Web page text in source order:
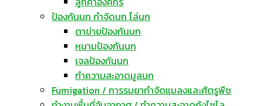
ป้องกันนก กำจัดนก ไล่นก
ตาข่ายป้องกันนก
หนามป้องกันนก
เจลป้องกันนก
ทำความสะอาดมูลนก
Fumigation / การรมยากำจัดแมลงและศัตรูพืช